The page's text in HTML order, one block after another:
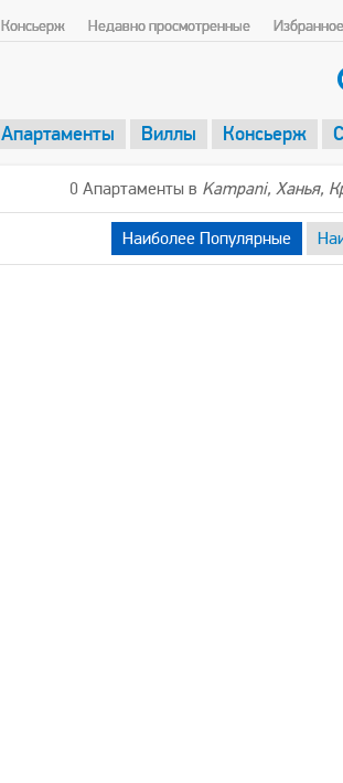
Консьерж Недавно просмотренные Избранное
Апартаменты Виллы Консьерж
0 Апартаменты в Kampani, Ханья,
Наиболее Популярные